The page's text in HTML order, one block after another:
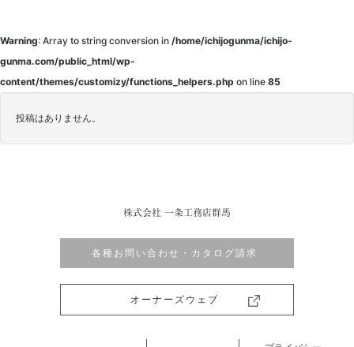
Warning: Array to string conversion in /home/ichijogunma/ichijo-
gunma.com/public_html/wp-
content/themes/customizy/functions_helpers.php on line 85
投稿はありません。
株式会社 一条工務店群馬
各種お問い合わせ・カタログ請求
オーナーズウェブ
を開催しました！
あたたまるしぇ
LP-メール
フォーム設
置
LP-